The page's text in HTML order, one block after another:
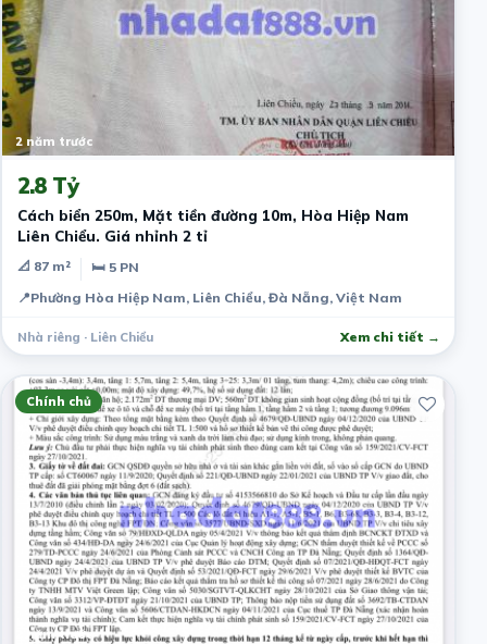
2 năm trước
2.8 Tỷ
Cách biển 250m, Mặt tiền đường 10m, Hòa Hiệp Nam
Liên Chiểu. Giá nhỉnh 2 tỉ
📐 87 m²
🛏 5 PN
📍Phường Hòa Hiệp Nam, Liên Chiểu, Đà Nẵng, Việt Nam
Nhà riêng · Liên Chiểu Xem chi tiết →
Chính chủ
2 năm trước